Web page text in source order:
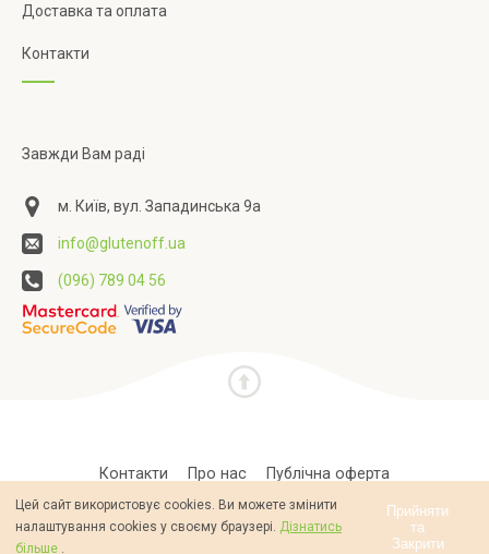
Доставка та оплата
Контакти
Завжди Вам раді
м. Київ, вул. Западинська 9а
info@glutenoff.ua
(096) 789 04 56
Контакти Про нас Публічна оферта
Політика конфіденційності
Цей сайт використовує cookies. Ви можете змінити
налаштування cookies у своєму браузері. Дізнатись
більше .
Прийняти
та
Закрити